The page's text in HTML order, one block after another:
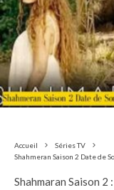
Accueil
Séries TV
Shahmeran Saison 2 Date de
Shahmaran Saison